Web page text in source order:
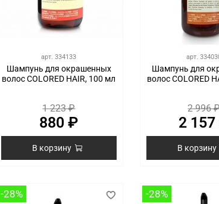
арт.334133
Шампунь для окрашенных
волос COLORED HAIR, 100 мл
1 223 ₽
880 ₽
В корзину
арт.
Шампунь для
волос COLORED
2 996
2
В корзину
-28% -28%